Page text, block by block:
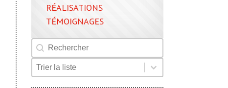
RÉALISATIONS
TÉMOIGNAGES
Rechercher
Rechercher
Product Order
Product Order